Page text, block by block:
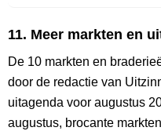
11. Meer markten en
De 10 markten en
door de redactie van
uitagenda voor augustus
augustus, brocante